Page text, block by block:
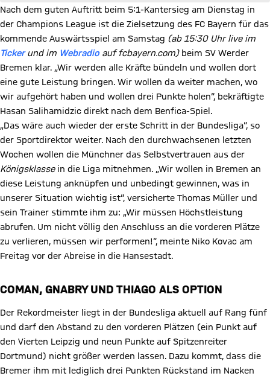
Nach dem guten Auftritt beim 5:1-Kantersieg am Dienstag in
der Champions League ist die Zielsetzung des FC Bayern für das
kommende Auswärtsspiel am Samstag (ab 15:30 Uhr live im
Tickerund im Webradioauf fcbayern.com)beim SV Werder
Bremen klar. „Wir werden alle Kräfte bündeln und wollen dort
eine gute Leistung bringen. Wir wollen da weiter machen, wo
wir aufgehört haben und wollen drei Punkte holen“, bekräftigte
Hasan Salihamidzic direkt nach dem Benfica-Spiel.
„Das wäre auch wieder der erste Schritt in der Bundesliga“, so
der Sportdirektor weiter. Nach den durchwachsenen letzten
Wochen wollen die Münchner das Selbstvertrauen aus der
Königsklassein die Liga mitnehmen. „Wir wollen in Bremen an
diese Leistung anknüpfen und unbedingt gewinnen, was in
unserer Situation wichtig ist“, versicherte Thomas Müller und
sein Trainer stimmte ihm zu: „Wir müssen Höchstleistung
abrufen. Um nicht völlig den Anschluss an die vorderen Plätze
zu verlieren, müssen wir performen!“, meinte Niko Kovac am
Freitag vor der Abreise in die Hansestadt.
COMAN, GNABRY UND THIAGO ALS OPTION
Der Rekordmeister liegt in der Bundesliga aktuell auf Rang fünf
und darf den Abstand zu den vorderen Plätzen (ein Punkt auf
den Vierten Leipzig und neun Punkte auf Spitzenreiter
Dortmund) nicht größer werden lassen. Dazu kommt, dass die
Bremer ihm mit lediglich drei Punkten Rückstand im Nacken